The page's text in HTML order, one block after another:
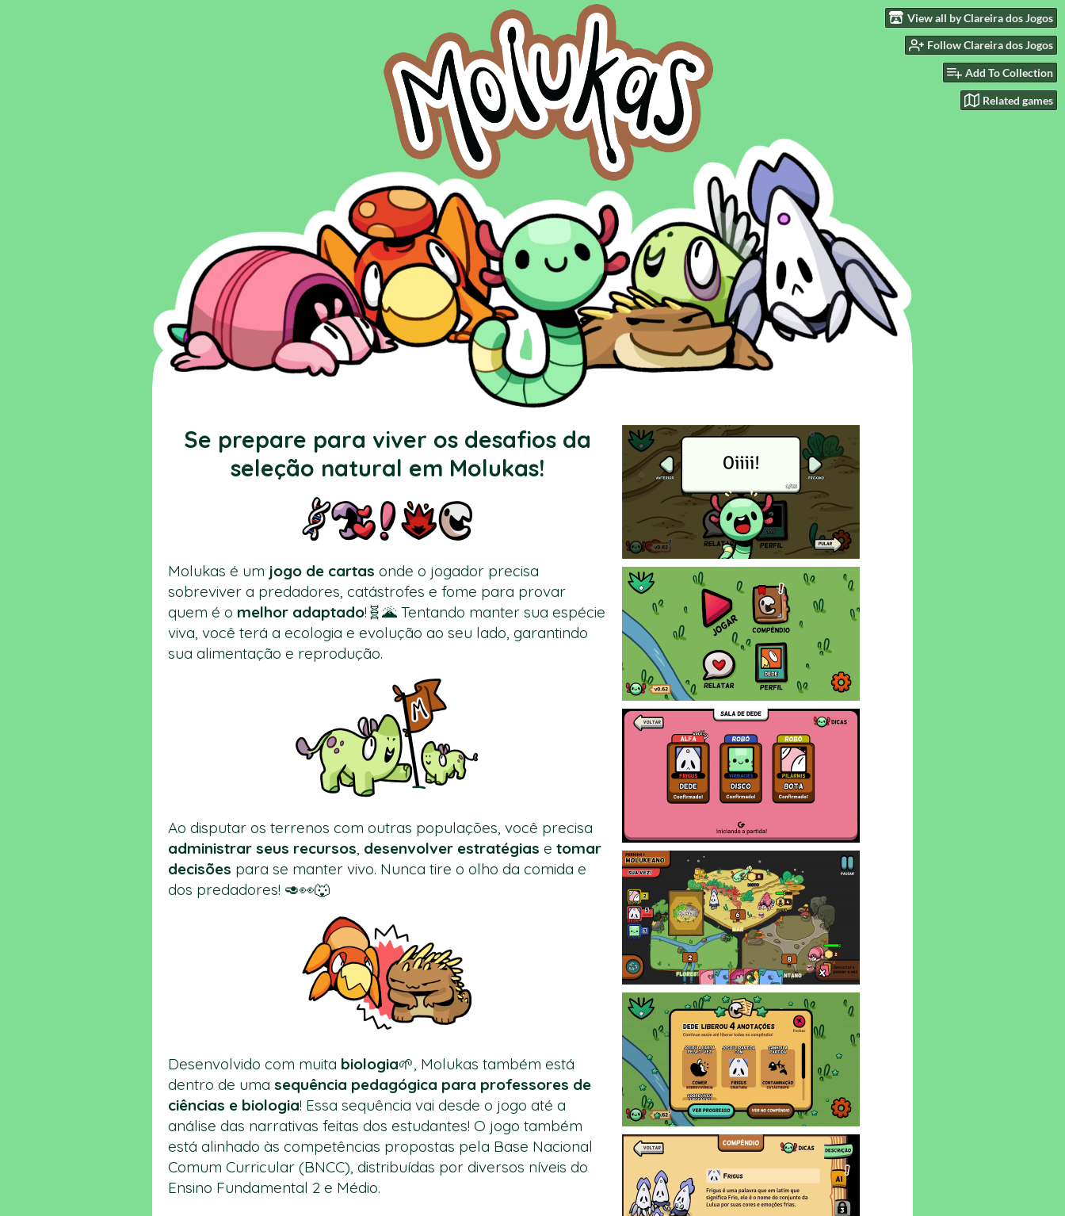
View all by Clareira dos Jogos
Follow Clareira dos Jogos
Add To Collection
Related games
Se prepare para viver os desafios da
seleção natural em Molukas!
Molukas é um jogo de cartas onde o jogador precisa
sobreviver a predadores, catástrofes e fome para provar
quem é o melhor adaptado!🧬🌋 Tentando manter sua espécie
viva, você terá a ecologia e evolução ao seu lado, garantindo
sua alimentação e reprodução.
Ao disputar os terrenos com outras populações, você precisa
administrar seus recursos, desenvolver estratégias e tomar
decisões para se manter vivo. Nunca tire o olho da comida e
dos predadores! 🥑👀🐺
Desenvolvido com muita biologia🌱, Molukas também está
dentro de uma sequência pedagógica para professores de
ciências e biologia! Essa sequência vai desde o jogo até a
análise das narrativas feitas dos estudantes! O jogo também
está alinhado às competências propostas pela Base Nacional
Comum Curricular (BNCC), distribuídas por diversos níveis do
Ensino Fundamental 2 e Médio.